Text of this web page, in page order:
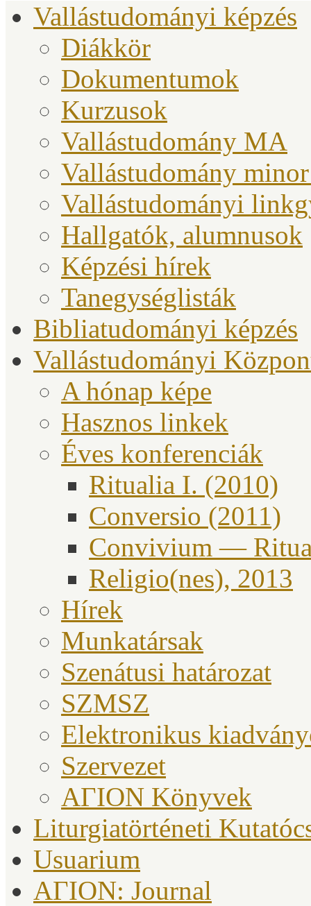
Vallástudományi képzés
Diákkör
Dokumentumok
Kurzusok
Vallástudomány MA
Vallástudomány
Vallástudományi
Hallgatók, alumnusok
Képzési hírek
Tanegységlisták
Bibliatudományi képzés
Vallástudományi
A hónap képe
Hasznos linkek
Éves konferenciák
Ritualia I. (2010)
Conversio (2011)
Convivium —
Religio(nes), 2013
Hírek
Munkatársak
Szenátusi határozat
SZMSZ
Elektronikus
Szervezet
ΑΓΙΟΝ Könyvek
Liturgiatörténeti
Usuarium
AΓION: Journal